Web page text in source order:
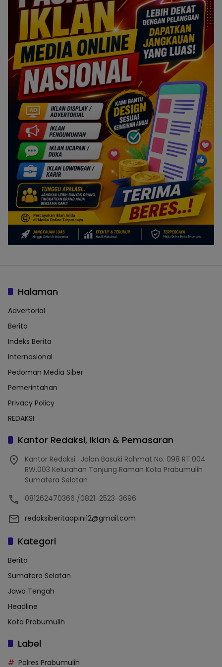
Halaman
Advertorial
Berita
Indeks Berita
Internasional
Pedoman Media Siber
Pemerintahan
Privacy Policy
REDAKSI
Kantor Redaksi, Iklan & Pemasaran
Kantor Redaksi : Jalan Basuki Rahmat No. 098 RT.004
RW.003 Kelurahan Tanjung Raman Kota Prabumulih
Sumatera Selatan
081262470366 /0821-2523-3696
redaksiberitaopini12@gmail.com
Kategori
Berita
Sumatera Selatan
Jawa Tengah
Headline
Kota Prabumulih
Label
Polres Prabumulih